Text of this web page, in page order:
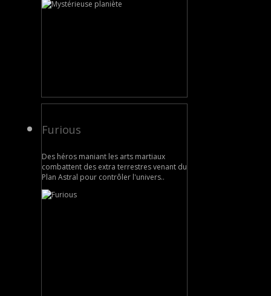
Furious
Des héros maniant les arts martiaux
combattent des extra terrestres venant du
Plan Astral pour contrôler l'univers..